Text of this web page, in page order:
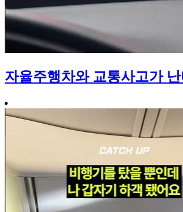
자율주행차와 교통사고가